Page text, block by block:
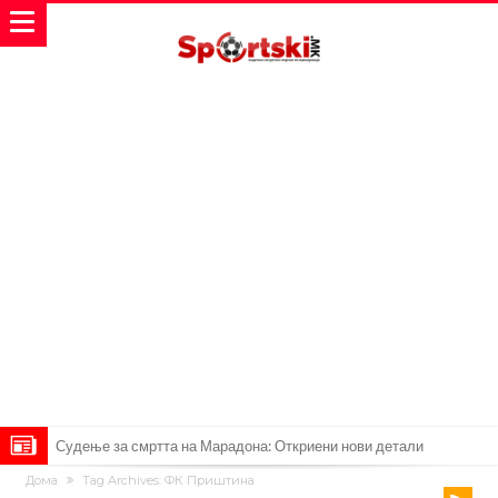
Судење за смртта на Марадона: Откриени нови детали
Англиски репрезентативец обвинет за напад во ноќен клуб – ќе
Дома Tag Archives: ФК Приштина